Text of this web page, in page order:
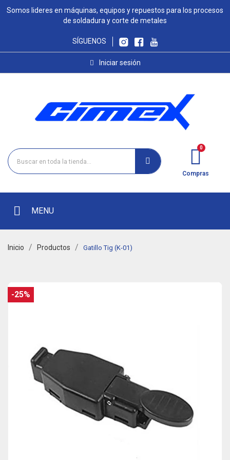
Somos lideres en máquinas, equipos y repuestos para los procesos
de soldadura y corte de metales
SÍGUENOS
Iniciar sesión
Compras
MENU
Inicio Productos Gatillo Tig (K-01)
-25%